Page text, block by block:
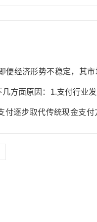
便经济形势不稳定，其
方面原因：1.支付行业
逐步取代传统现金支付
径多元，包括设备销售、